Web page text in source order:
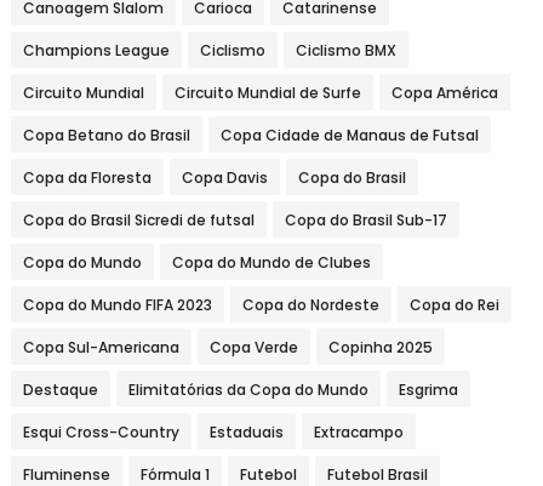
Canoagem Slalom Carioca Catarinense
Champions League Ciclismo Ciclismo BMX
Circuito Mundial Circuito Mundial de Surfe Copa América
Copa Betano do Brasil Copa Cidade de Manaus de Futsal
Copa da Floresta Copa Davis Copa do Brasil
Copa do Brasil Sicredi de futsal Copa do Brasil Sub-17
Copa do Mundo Copa do Mundo de Clubes
Copa do Mundo FIFA 2023 Copa do Nordeste Copa do Rei
Copa Sul-Americana Copa Verde Copinha 2025
Destaque Elimitatórias da Copa do Mundo Esgrima
Esqui Cross-Country Estaduais Extracampo
Fluminense Fórmula 1 Futebol Futebol Brasil